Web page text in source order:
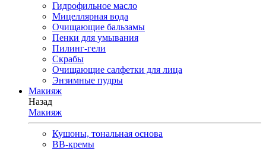
Гидрофильное масло
Мицеллярная вода
Очищающие бальзамы
Пенки для умывания
Пилинг-гели
Скрабы
Очищающие салфетки для лица
Энзимные пудры
Макияж
Назад
Макияж
Кушоны, тональная основа
BB-кремы